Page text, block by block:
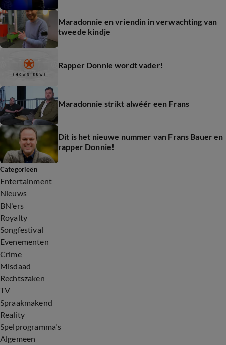
Maradonnie en vriendin in verwachting van
tweede kindje
Rapper Donnie wordt vader!
Maradonnie strikt alwéér een Frans
Dit is het nieuwe nummer van Frans Bauer en
rapper Donnie!
Categorieën
Entertainment
Nieuws
BN'ers
Royalty
Songfestival
Evenementen
Crime
Misdaad
Rechtszaken
TV
Spraakmakend
Reality
Spelprogramma's
Algemeen